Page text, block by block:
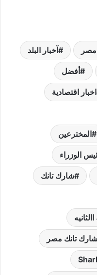
آخبار البلد
أفضل
اخبار اقتصادية
المخترعين
الوزراء
شارك تانك
شارك تانك مصر